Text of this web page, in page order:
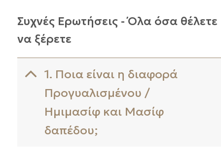
Συχνές Ερωτήσεις - Όλα όσα θέλετε
να ξέρετε
1. Ποια είναι η διαφορά
Προγυαλισμένου /
Ημιμασίφ και Μασίφ
δαπέδου;